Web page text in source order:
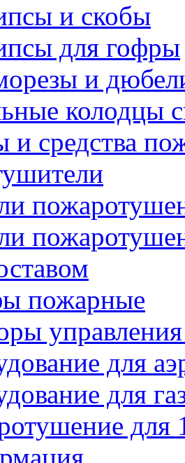
и скобы
для гофры
и
колодцы
и средства
пожарные
для
для
для